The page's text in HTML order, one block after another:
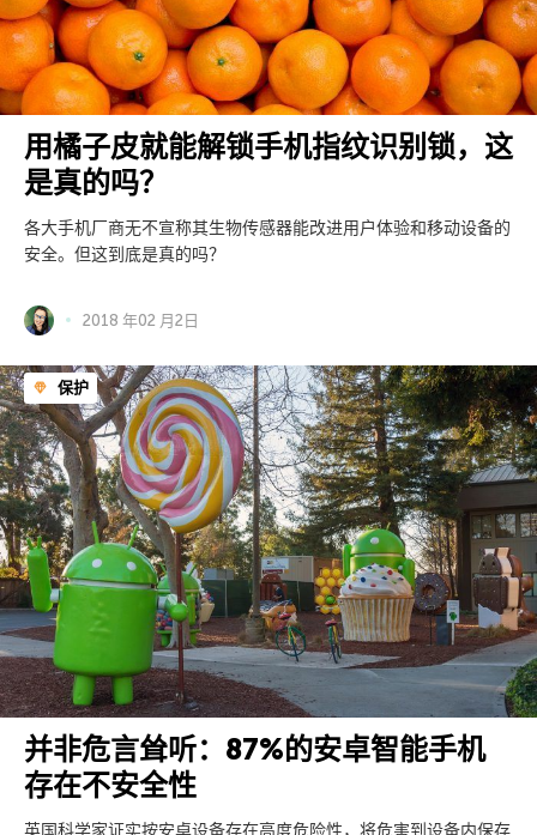
用橘子皮就能解锁手机指纹识别锁，这
是真的吗？
各大手机厂商无不宣称其生物传感器能改进用户体验和移动设备的
安全。但这到底是真的吗？
2018 年02 月2日
保护
并非危言耸听：87%的安卓智能手机
存在不安全性
英国科学家证实按安卓设备存在高度危险性，将危害到设备内保存